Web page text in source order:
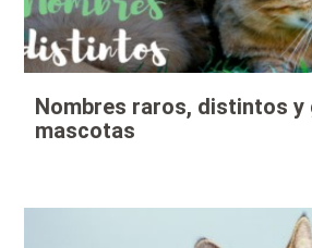
Nombres raros, distintos y
mascotas